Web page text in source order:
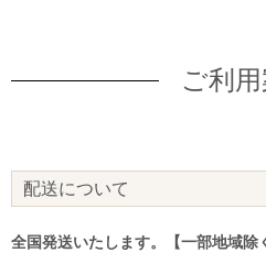
ご利
配送について
全国発送いたします。【一部地域除